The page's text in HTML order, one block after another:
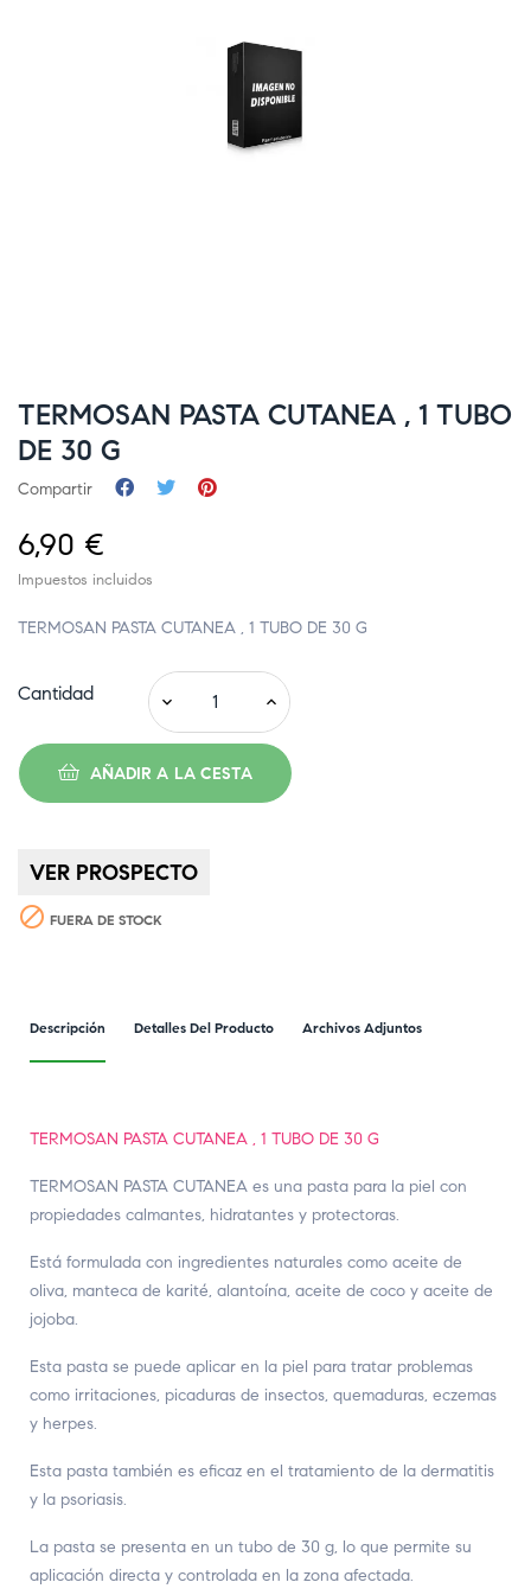
TERMOSAN PASTA CUTANEA , 1 TUBO
DE 30 G
Compartir
6,90 €
Impuestos incluidos
TERMOSAN PASTA CUTANEA , 1 TUBO DE 30 G
Cantidad
AÑADIR A LA CESTA
VER PROSPECTO
 FUERA DE STOCK
Descripción Detalles Del Producto Archivos Adjuntos
TERMOSAN PASTA CUTANEA , 1 TUBO DE 30 G
TERMOSAN PASTA CUTANEA es una pasta para la piel con
propiedades calmantes, hidratantes y protectoras.
Está formulada con ingredientes naturales como aceite de
oliva, manteca de karité, alantoína, aceite de coco y aceite de
jojoba.
Esta pasta se puede aplicar en la piel para tratar problemas
como irritaciones, picaduras de insectos, quemaduras, eczemas
y herpes.
Esta pasta también es eficaz en el tratamiento de la dermatitis
y la psoriasis.
La pasta se presenta en un tubo de 30 g, lo que permite su
aplicación directa y controlada en la zona afectada.